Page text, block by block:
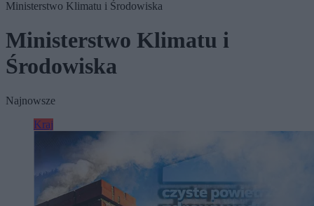
Ministerstwo Klimatu i Środowiska
Ministerstwo Klimatu i
Środowiska
Najnowsze
Kraj